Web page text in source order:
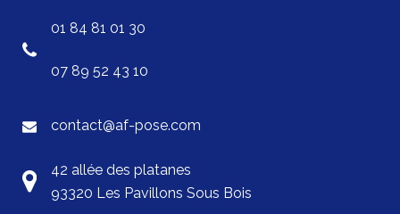
01 84 81 01 30
07 89 52 43 10
contact@af-pose.com
42 allée des platanes
93320 Les Pavillons Sous Bois